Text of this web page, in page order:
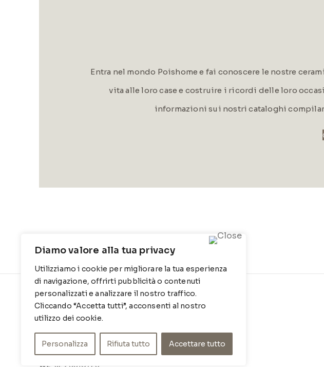
Diamo valore alla tua privacy
Utilizziamo i cookie per migliorare la tua esperienza
di navigazione, offrirti pubblicità o contenuti
personalizzati e analizzare il nostro traffico.
Cliccando “Accetta tutti”, acconsenti al nostro
utilizzo dei cookie.
Personalizza Rifiuta tutto Accettare tutto
Entra nel mondo Poishome e fai conoscere le nostre
vita alle loro case e costruire i ricordi delle loro
informazioni sui nostri cataloghi
CONTATTI
Contrada Locosantissimo 1316 - 70044
T: 080 917 78 89
WZ : 329 6510725
INFO
Cookie Policy
Privacy Policy